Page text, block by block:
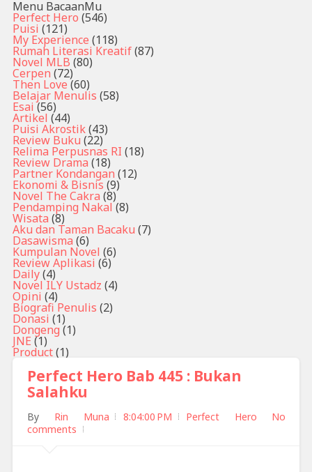
Menu BacaanMu
Perfect Hero (546)
Puisi (121)
My Experience (118)
Rumah Literasi Kreatif(87)
Novel MLB (80)
Cerpen (72)
Then Love (60)
Belajar Menulis (58)
Esai (56)
Artikel (44)
Puisi Akrostik(43)
Review Buku (22)
Relima Perpusnas RI (18)
Review Drama (18)
Partner Kondangan (12)
Ekonomi & Bisnis (9)
Novel The Cakra (8)
Pendamping Nakal (8)
Wisata (8)
Aku dan Taman Bacaku (7)
Dasawisma (6)
Kumpulan Novel (6)
Review Aplikasi (6)
Daily(4)
Novel ILY Ustadz (4)
Opini (4)
Biografi Penulis (2)
Donasi (1)
Dongeng (1)
JNE (1)
Product(1)
Perfect Hero Bab 445 : Bukan
Salahku
By Rin Muna 8:04:00 PM Perfect Hero
No
comments